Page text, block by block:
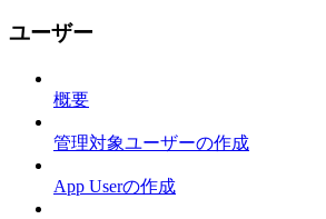
ユーザー
概要
管理対象ユーザーの作成
App Userの作成